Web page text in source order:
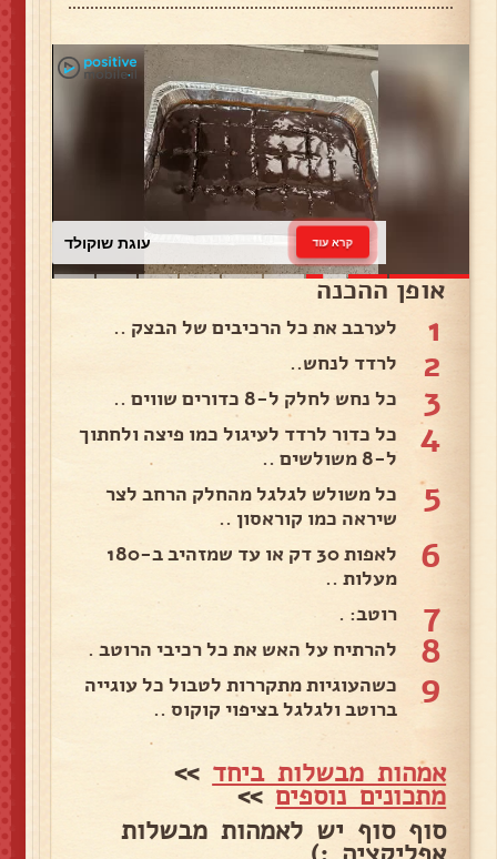
עוגת שוקולד קרא עוד
אופן ההכנה
1 לערבב את כל הרכיבים של הבצק ..
2 לרדד לנחש..
3 כל נחש לחלק ל-8 כדורים שווים ..
4
כל כדור לרדד לעיגול כמו פיצה ולחתוך
ל-8 משולשים ..
5
כל משולש לגלגל מהחלק הרחב לצר
שיראה כמו קוראסון ..
6
לאפות 30 דק או עד שמזהיב ב-180
מעלות ..
7 רוטב: .
8 להרתיח על האש את כל רכיבי הרוטב .
9
כשהעוגיות מתקררות לטבול כל עוגייה
ברוטב ולגלגל בציפוי קוקוס ..
אמהות מבשלות ביחד >>
מתכונים נוספים>>
סוף סוף יש לאמהות מבשלות